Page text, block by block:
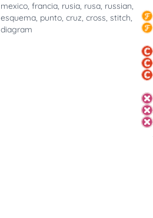
mexico,francia, rusia, rusa, russian,
esquema, punto,cruz,cross,stitch,
diagram